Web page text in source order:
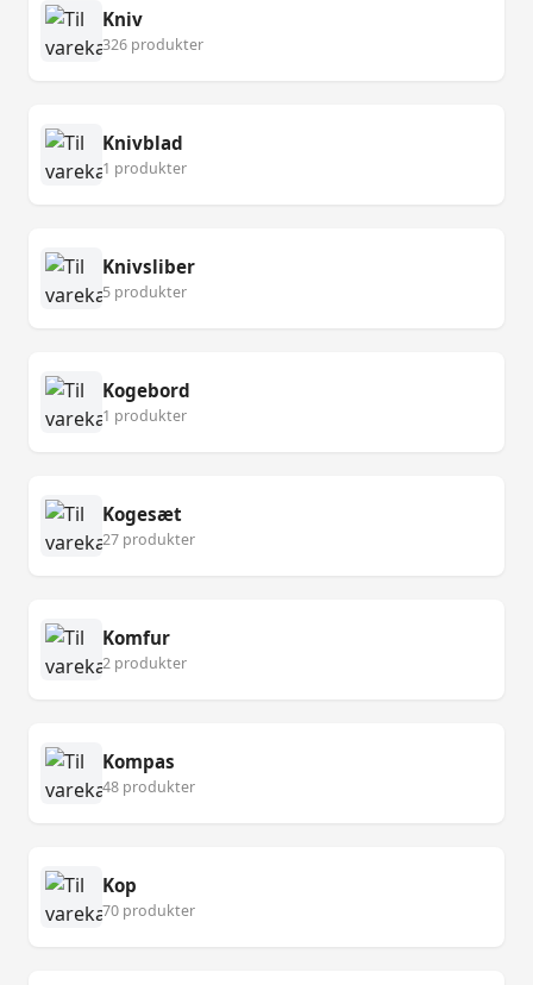
Kniv
326 produkter
Knivblad
1 produkter
Knivsliber
5 produkter
Kogebord
1 produkter
Kogesæt
27 produkter
Komfur
2 produkter
Kompas
48 produkter
Kop
70 produkter